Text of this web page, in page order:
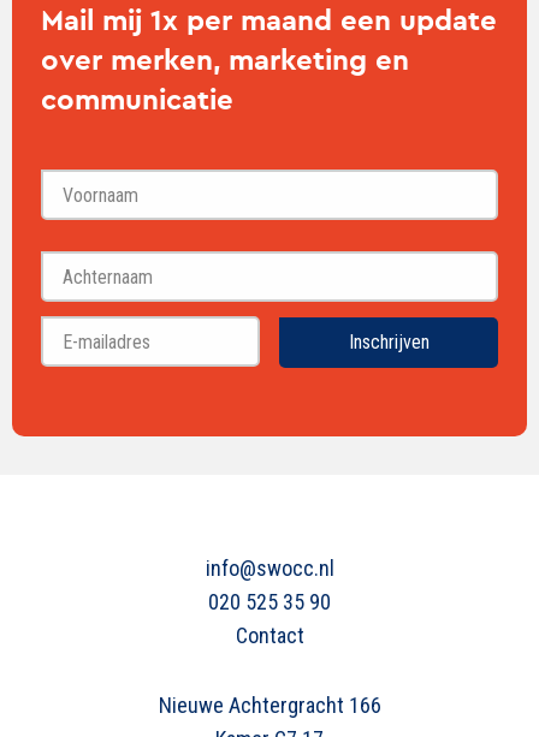
Mail mij 1x per maand een update
over merken, marketing en
communicatie
Voornaam
Inschrijven
info@swocc.nl
020 525 35 90
Contact
Nieuwe Achtergracht 166